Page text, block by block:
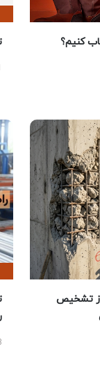
کنیم؟
تشخیص
13 مرداد 1405